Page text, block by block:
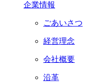
企業情報
ごあいさつ
経営理念
会社概要
沿革